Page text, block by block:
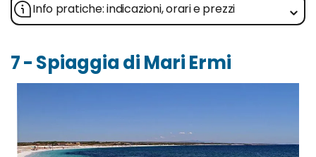
Info pratiche: indicazioni, orari e prezzi
7 - Spiaggia di Mari Ermi